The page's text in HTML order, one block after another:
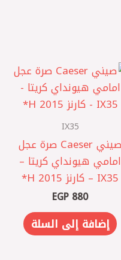
IX35
صيني Caeser صرة عجل
امامي هيونداي كريتا –
IX35 – كارنز 2015 H*
EGP 880
إضافة إلى السلة